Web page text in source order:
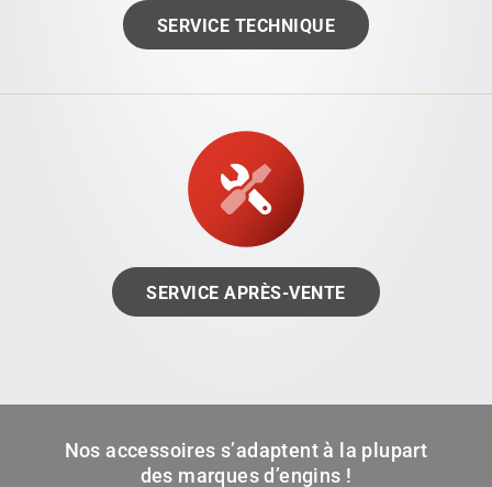
SERVICE TECHNIQUE
SERVICE APRÈS-VENTE
Nos accessoires s’adaptent à la plupart
des marques d’engins !